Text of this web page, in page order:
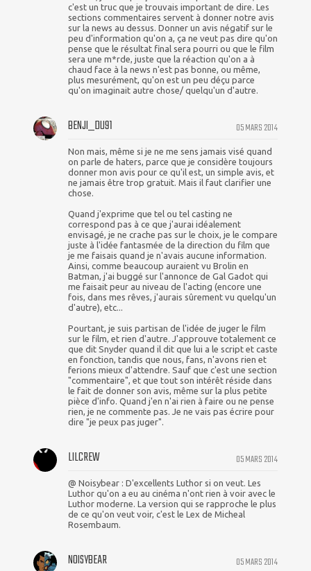
c'est un truc que je trouvais important de dire. Les
sections commentaires servent à donner notre avis
sur la news au dessus. Donner un avis négatif sur le
peu d'information qu'on a, ça ne veut pas dire qu'on
pense que le résultat final sera pourri ou que le film
sera une m*rde, juste que la réaction qu'on a à
chaud face à la news n'est pas bonne, ou même,
plus mesurément, qu'on est un peu déçu parce
qu'on imaginait autre chose/ quelqu'un d'autre.
05 MARS 2014
BENJI_DU91
Non mais, même si je ne me sens jamais visé quand
on parle de haters, parce que je considère toujours
donner mon avis pour ce qu'il est, un simple avis, et
ne jamais être trop gratuit. Mais il faut clarifier une
chose.
Quand j'exprime que tel ou tel casting ne
correspond pas à ce que j'aurai idéalement
envisagé, je ne crache pas sur le choix, je le compare
juste à l'idée fantasmée de la direction du film que
je me faisais quand je n'avais aucune information.
Ainsi, comme beaucoup auraient vu Brolin en
Batman, j'ai buggé sur l'annonce de Gal Gadot qui
me faisait peur au niveau de l'acting (encore une
fois, dans mes rêves, j'aurais sûrement vu quelqu'un
d'autre), etc...
Pourtant, je suis partisan de l'idée de juger le film
sur le film, et rien d'autre. J'approuve totalement ce
que dit Snyder quand il dit que lui a le script et caste
en fonction, tandis que nous, fans, n'avons rien et
ferions mieux d'attendre. Sauf que c'est une section
"commentaire", et que tout son intérêt réside dans
le fait de donner son avis, même sur la plus petite
pièce d'info. Quand j'en n'ai rien à faire ou ne pense
rien, je ne commente pas. Je ne vais pas écrire pour
dire "je peux pas juger".
05 MARS 2014
LILCREW
@ Noisybear : D'excellents Luthor si on veut. Les
Luthor qu'on a eu au cinéma n'ont rien à voir avec le
Luthor moderne. La version qui se rapproche le plus
de ce qu'on veut voir, c'est le Lex de Micheal
Rosembaum.
05 MARS 2014
NOISYBEAR